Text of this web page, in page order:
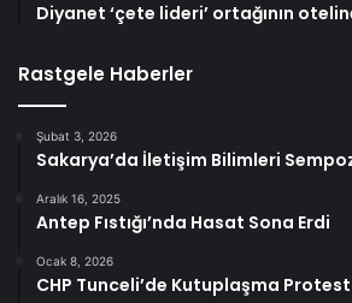
Diyanet ‘çete lideri’ ortağının
Rastgele Haberler
Şubat 3, 2026
Sakarya’da İletişim Bilimleri
Aralık 16, 2025
Antep Fıstığı’nda Hasat Sona Erdi
Ocak 8, 2026
CHP Tunceli’de Kutuplaşma